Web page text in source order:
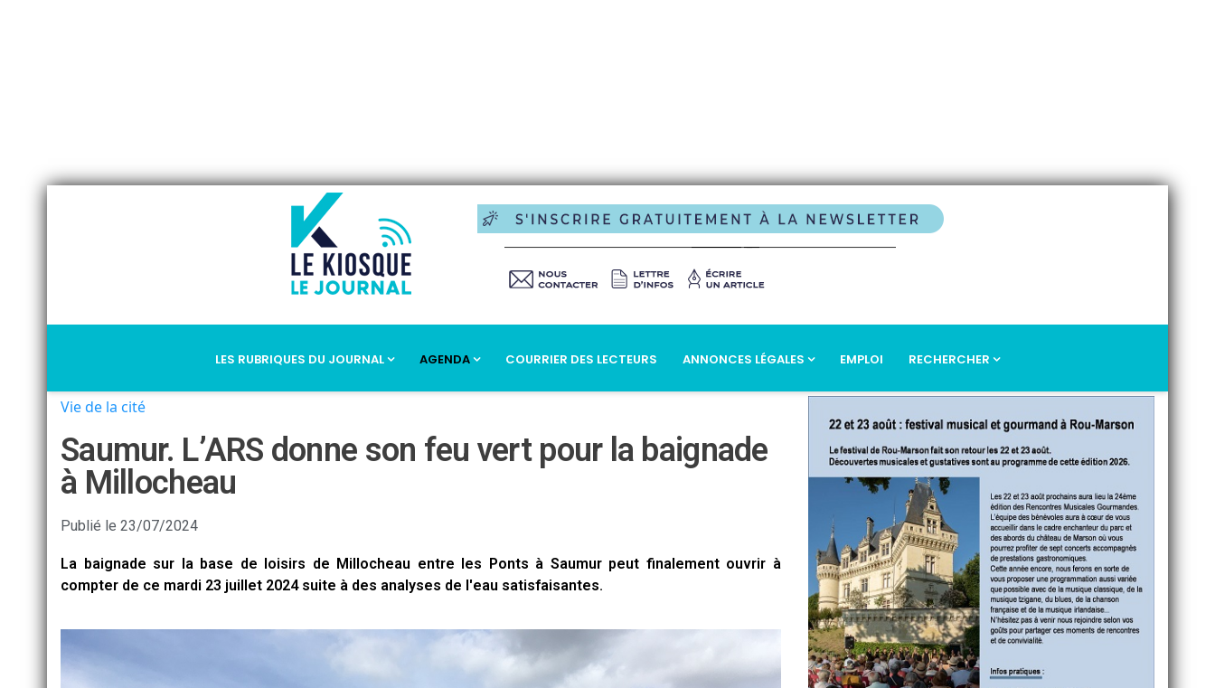
LES RUBRIQUES DU JOURNAL AGENDA COURRIER DES LECTEURS ANNONCES LÉGALES EMPLOI RECHERCHER
Vie de la cité
Saumur. L’ARS donne son feu vert pour la baignade
à Millocheau
Publié le 23/07/2024
La baignade sur la base de loisirs de Millocheau entre les Ponts à Saumur peut finalement ouvrir à
compter de ce mardi 23 juillet 2024 suite à des analyses de l'eau satisfaisantes.